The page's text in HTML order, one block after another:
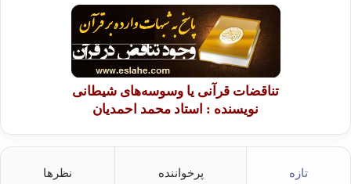
تناقضات قرآنی یا وسوسه‌های شیطانی
نویسنده : استاد محمد احمدیان
تازه پرخواننده نظرها